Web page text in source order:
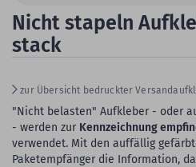
Nicht stapeln
stack
zur Übersicht bedruckter
"Nicht belasten" Aufkleber - oder
- werden zur Kennzeichnung
verwendet. Mit den auffällig
Paketempfänger die Information,